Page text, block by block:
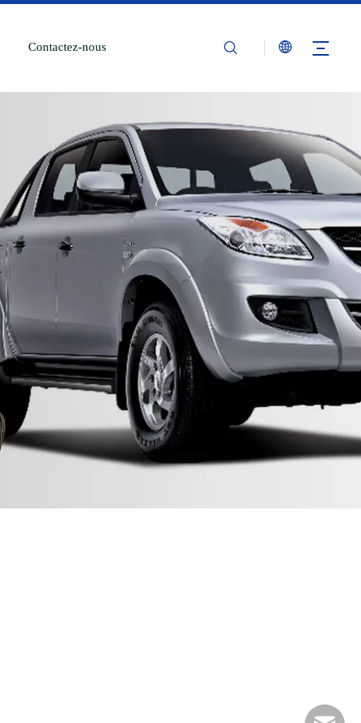
Contactez-nous